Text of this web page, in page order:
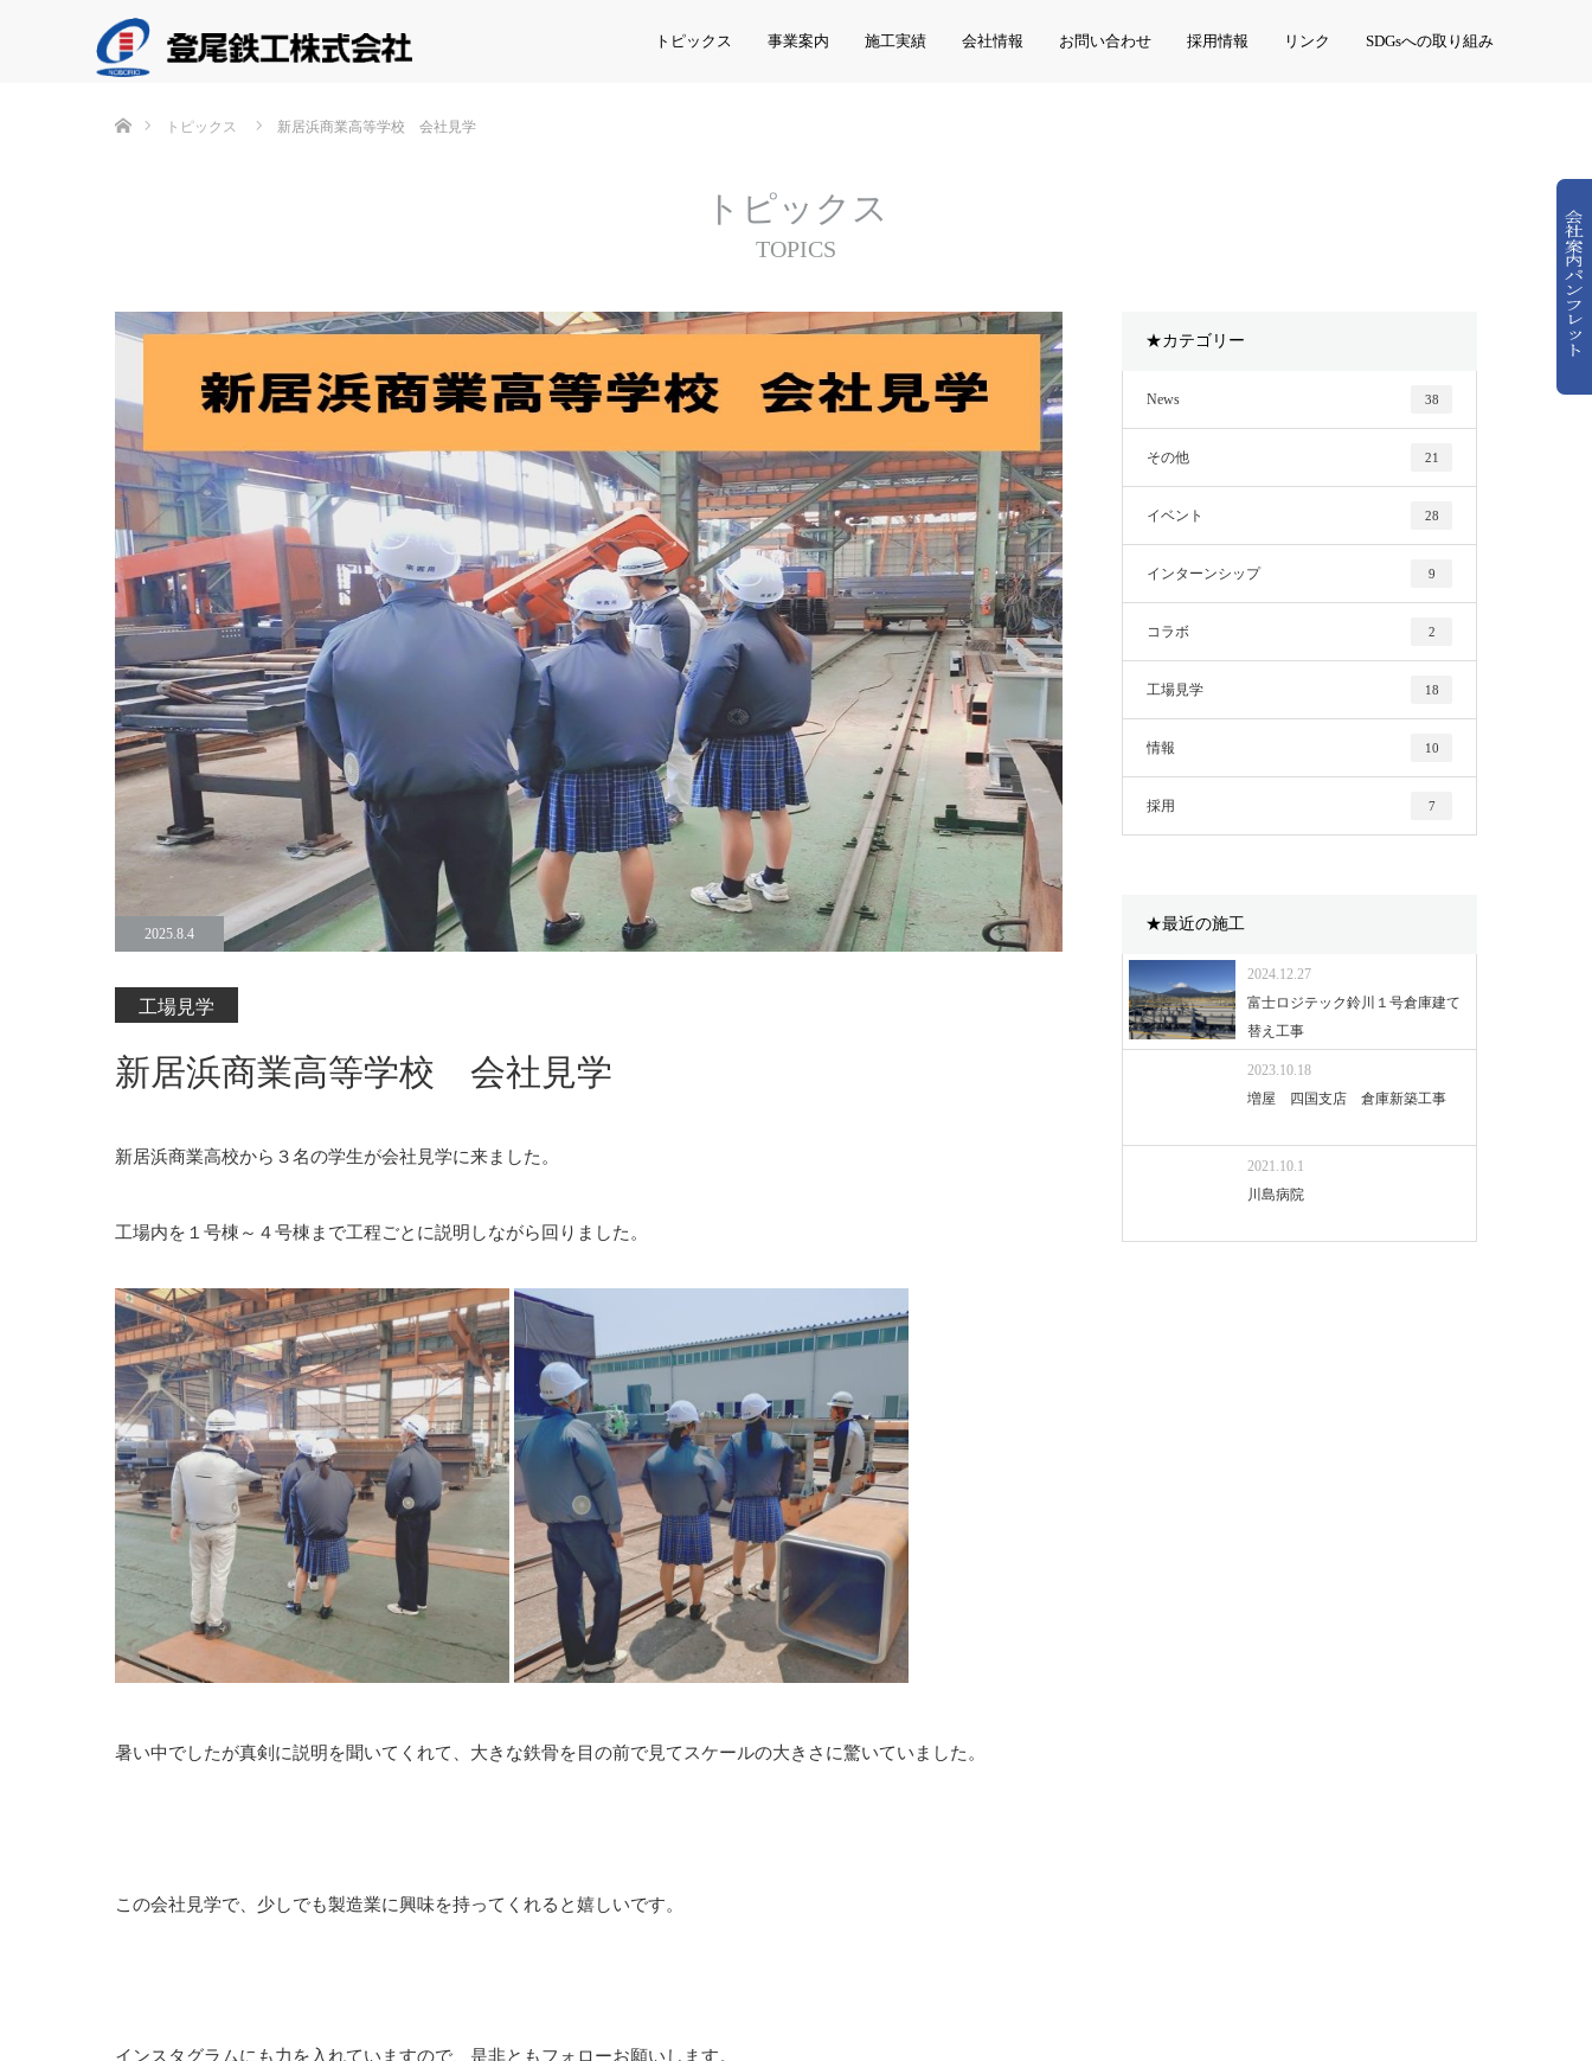
トピックス 事業案内 施工実績 会社情報 お問い合わせ 採用情報 リンク SDGsへの取り組み
トピックス 新居浜商業高等学校 会社見学
トピックス
TOPICS
2025.8.4
工場見学
新居浜商業高等学校 会社見学
新居浜商業高校から３名の学生が会社見学に来ました。
工場内を１号棟～４号棟まで工程ごとに説明しながら回りました。
暑い中でしたが真剣に説明を聞いてくれて、大きな鉄骨を目の前で見てスケールの大きさに驚いていました。
この会社見学で、少しでも製造業に興味を持ってくれると嬉しいです。
インスタグラムにも力を入れていますので、是非ともフォローお願いします。
★カテゴリー
News 38
その他 21
イベント 28
インターンシップ 9
コラボ 2
工場見学 18
情報 10
採用 7
★最近の施工
2024.12.27
富士ロジテック鈴川１号倉庫建て
替え工事
2023.10.18
増屋 四国支店 倉庫新築工事
2021.10.1
川島病院